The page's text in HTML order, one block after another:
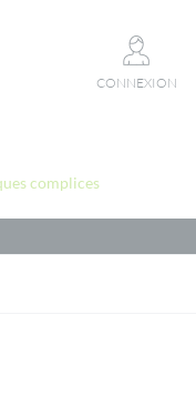
CONNEXION
complices